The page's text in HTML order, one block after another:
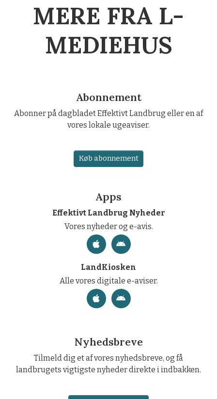
MERE FRA L-
MEDIEHUS
Abonnement
Abonner på dagbladet Effektivt Landbrug eller en af
vores lokale ugeaviser.
Køb abonnement
Apps
Effektivt Landbrug Nyheder
Vores nyheder og e-avis.
LandKiosken
Alle vores digitale e-aviser.
Nyhedsbreve
Tilmeld dig et af vores nyhedsbreve, og få
landbrugets vigtigste nyheder direkte i indbakken.